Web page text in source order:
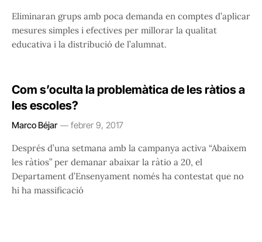
Eliminaran grups amb poca demanda en comptes d’aplicar
mesures simples i efectives per millorar la qualitat
educativa i la distribució de l’alumnat.
Com s’oculta la problemàtica de les ràtios a
les escoles?
Marco Béjar febrer 9, 2017
Després d’una setmana amb la campanya activa “Abaixem
les ràtios” per demanar abaixar la ràtio a 20, el
Departament d’Ensenyament només ha contestat que no
hi ha massificació